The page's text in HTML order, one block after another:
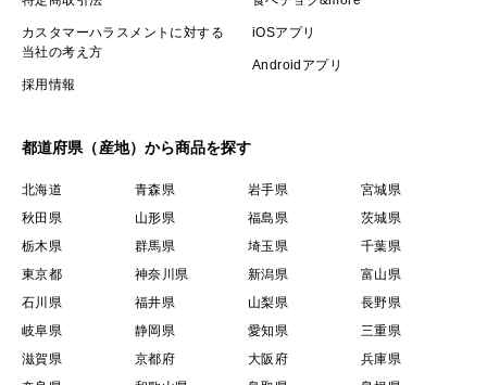
カスタマーハラスメントに対する
当社の考え方
採用情報
iOSアプリ
Androidアプリ
都道府県（産地）から商品を探す
北海道 青森県 岩手県
宮城県
秋田県
山形県 福島県
茨城県
栃木県
群馬県 埼玉県
千葉県
東京都
神奈川県 新潟県
富山県
石川県
福井県 山梨県
長野県
岐阜県
静岡県 愛知県
三重県
滋賀県
京都府 大阪府
兵庫県